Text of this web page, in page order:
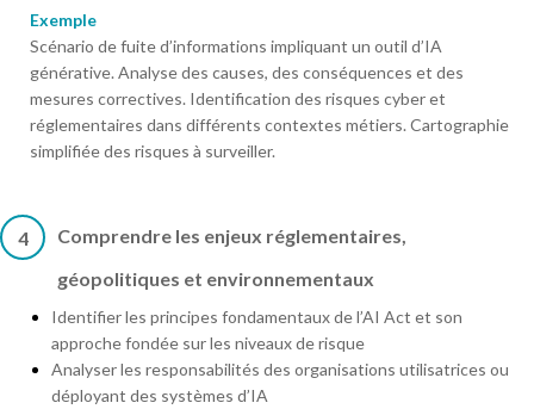
Exemple
Scénario de fuite d’informations impliquant un outil d’IA
générative. Analyse des causes, des conséquences et des
mesures correctives. Identification des risques cyber et
réglementaires dans différents contextes métiers. Cartographie
simplifiée des risques à surveiller.
4
Comprendre les enjeux réglementaires,
géopolitiques et environnementaux
Identifier les principes fondamentaux de l’AI Act et son
approche fondée sur les niveaux de risque
Analyser les responsabilités des organisations utilisatrices ou
déployant des systèmes d’IA